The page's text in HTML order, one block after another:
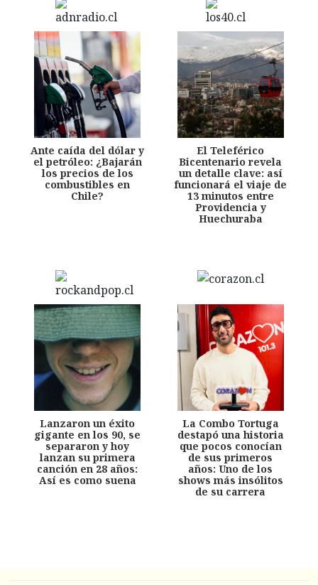
Ante caída del dólar y
el petróleo: ¿Bajarán
los precios de los
combustibles en
Chile?
El Teleférico
Bicentenario revela
un detalle clave: así
funcionará el viaje de
13 minutos entre
Providencia y
Huechuraba
Lanzaron un éxito
gigante en los 90, se
separaron y hoy
lanzan su primera
canción en 28 años:
Así es como suena
La Combo Tortuga
destapó una historia
que pocos conocían
de sus primeros
años: Uno de los
shows más insólitos
de su carrera